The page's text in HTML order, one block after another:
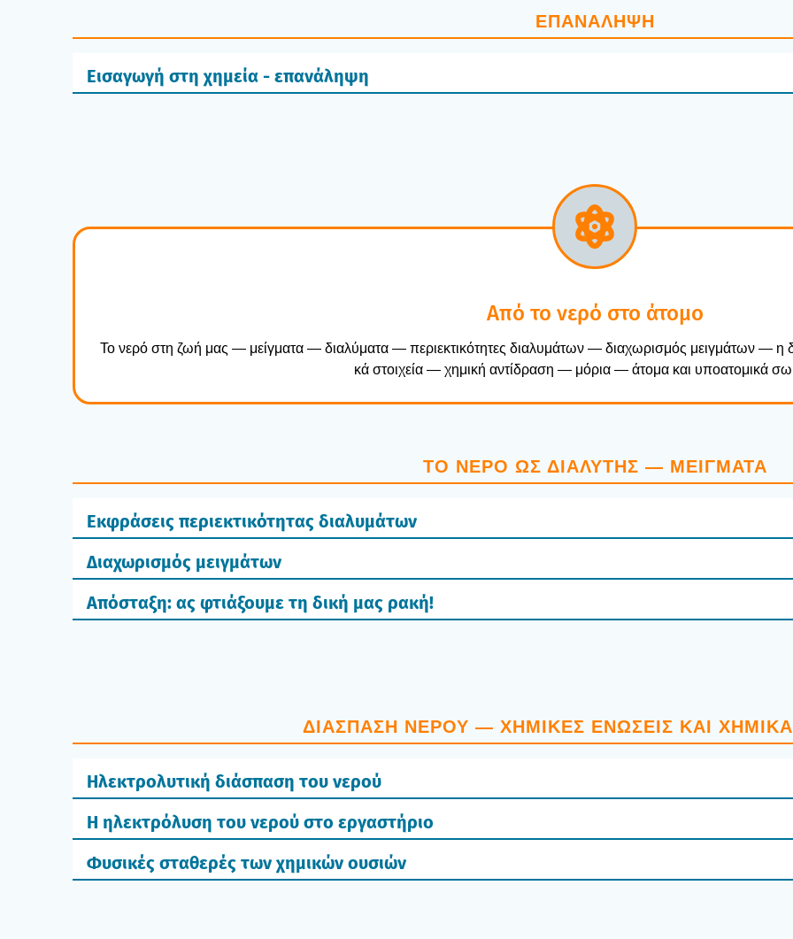
ΕΠΑ­ΝΆ­ΛΗ­ΨΗ
Εισαγωγή στη χημεία - επανάληψη
Από το νερό στο άτο­μο
Το νερό στη ζωή μας — μείγ­μα­τα — δια­λύ­μα­τα — περιε­κτι­κό­τη­τες δια­λυ­μά­των — δια­χω­ρι­σμός μειγ­μά­των —
κά στοι­χεία — χημι­κή αντί­δρα­ση — μόρια — άτο­μα και υπο­α­το­μι­κά
ΤΟ ΝΕΡΌ ΩΣ ΔΙΑ­ΛΎ­ΤΗΣ — ΜΕΊΓ­ΜΑ­ΤΑ
Εκφράσεις περιεκτικότητας διαλυμάτων
Διαχωρισμός μειγμάτων
Απόσταξη: ας φτιάξουμε τη δική μας ρακή!
ΔΙΆ­ΣΠΑ­ΣΗ ΝΕΡΟΎ — ΧΗΜΙ­ΚΈΣ ΕΝΏ­ΣΕΙΣ ΚΑΙ ΧΗΜΙ­ΚΆ
Ηλεκτρολυτική διάσπαση του νερού
Η ηλεκτρόλυση του νερού στο εργαστήριο
Φυσικές σταθερές των χημικών ουσιών